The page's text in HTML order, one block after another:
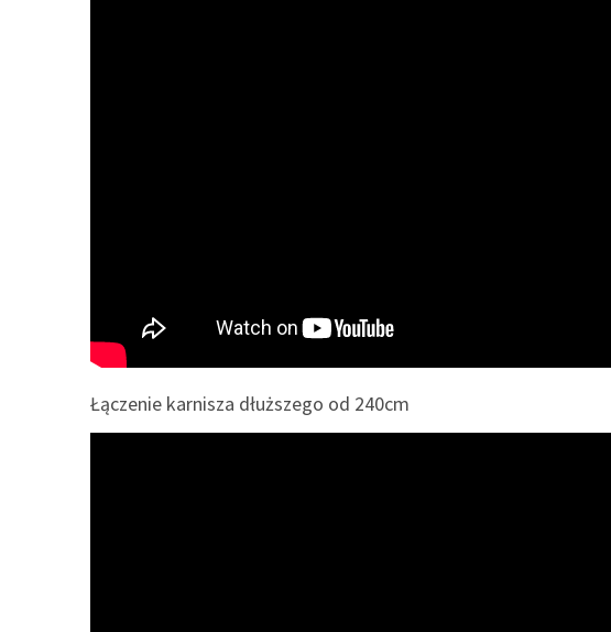
Łączenie karnisza dłuższego od 240cm